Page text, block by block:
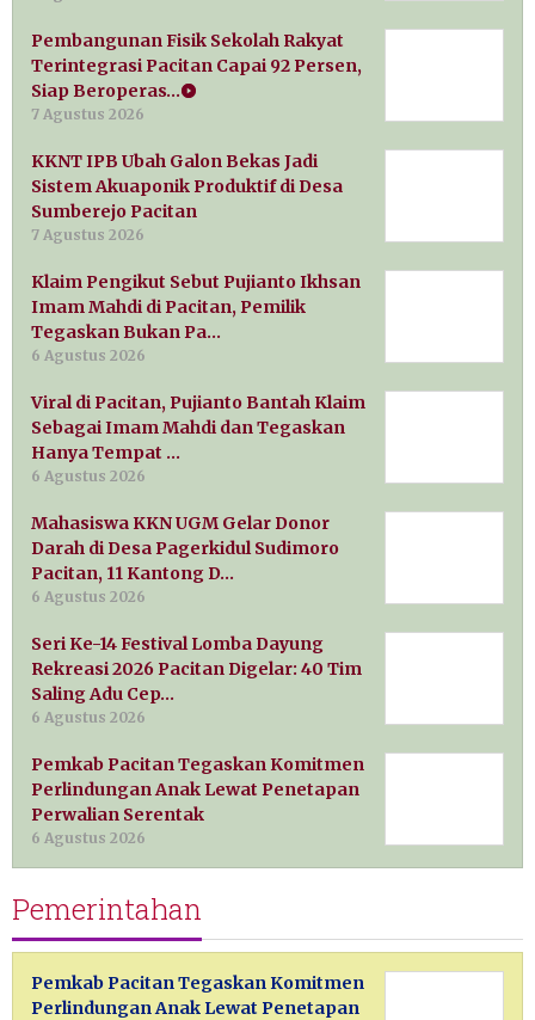
Pembangunan Fisik Sekolah Rakyat
Terintegrasi Pacitan Capai 92 Persen,
Siap Beroperas…
7 Agustus 2026
KKNT IPB Ubah Galon Bekas Jadi
Sistem Akuaponik Produktif di Desa
Sumberejo Pacitan
7 Agustus 2026
Klaim Pengikut Sebut Pujianto Ikhsan
Imam Mahdi di Pacitan, Pemilik
Tegaskan Bukan Pa…
6 Agustus 2026
Viral di Pacitan, Pujianto Bantah Klaim
Sebagai Imam Mahdi dan Tegaskan
Hanya Tempat …
6 Agustus 2026
Mahasiswa KKN UGM Gelar Donor
Darah di Desa Pagerkidul Sudimoro
Pacitan, 11 Kantong D…
6 Agustus 2026
Seri Ke-14 Festival Lomba Dayung
Rekreasi 2026 Pacitan Digelar: 40 Tim
Saling Adu Cep…
6 Agustus 2026
Pemkab Pacitan Tegaskan Komitmen
Perlindungan Anak Lewat Penetapan
Perwalian Serentak
6 Agustus 2026
Pemerintahan
Pemkab Pacitan Tegaskan Komitmen
Perlindungan Anak Lewat Penetapan